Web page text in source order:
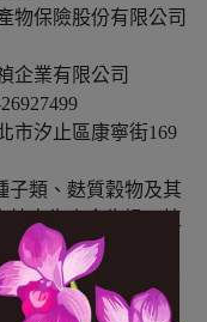
物保險股份有限公司
企業有限公司
市汐止區康寧街169
子類、麩質穀物及其
線亦生產含牛奶、植
、芥花油、優質米、
草莓、覆盆子、櫻